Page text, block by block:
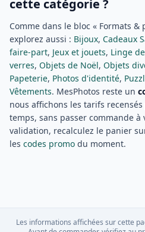
cette catégorie ?
Comme dans le bloc « Formats
explorez aussi : Bijoux, Cadeaux
faire-part, Jeux et jouets, Linge
verres, Objets de Noël, Objets
Papeterie, Photos d'identité,
Vêtements. MesPhotos reste un
nous affichons les tarifs
temps, sans passer commande à
validation, recalculez le panier
les codes promo du moment.
Les informations affichées sur cette